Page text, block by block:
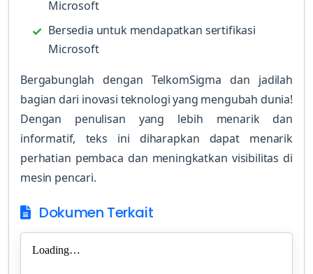
Microsoft
Bersedia untuk mendapatkan sertifikasi
Microsoft
Bergabunglah dengan TelkomSigma dan jadilah
bagian dari inovasi teknologi yang mengubah dunia!
Dengan penulisan yang lebih menarik dan
informatif, teks ini diharapkan dapat menarik
perhatian pembaca dan meningkatkan visibilitas di
mesin pencari.
Dokumen Terkait